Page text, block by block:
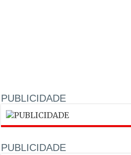
PUBLICIDADE
PUBLICIDADE